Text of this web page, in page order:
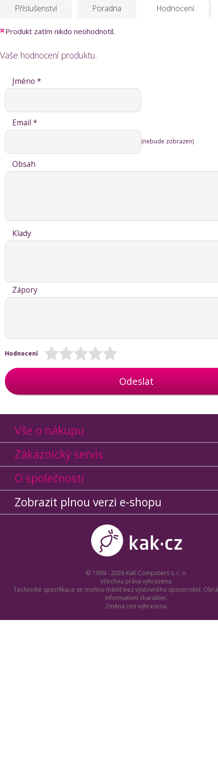
Příslušenství Poradna Hodnocení
Produkt zatím nikdo neohodnotil.
Vaše hodnocení produktu.
Jméno *
Email *
(nebude zobrazen)
Obsah
Klady
Zápory
Hodnocení
Odeslat
Vše o nákupu
Zákaznický servis
O společnosti
Zobrazit plnou verzi e-shopu
© 1999 - 2026 KaK Computers s. r. o.
Všechna práva vyhrazena.
Technické specifikace se mohou měnit bez výslovného upozornění.
informativní charakter.
Změna cen vyhrazena.